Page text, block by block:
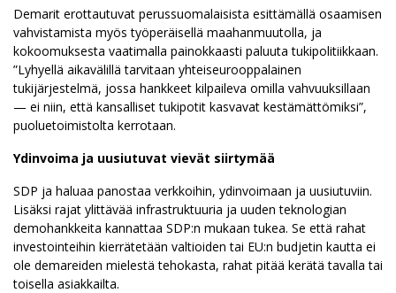
Demarit erottautuvat perussuomalaisista esittämällä osaamisen
vahvistamista myös työperäisellä maahanmuutolla, ja
kokoomuksesta vaatimalla painokkaasti paluuta tukipolitiikkaan.
”Lyhyellä aikavälillä tarvitaan yhteiseurooppalainen
tukijärjestelmä, jossa hankkeet kilpaileva omilla vahvuuksillaan
— ei niin, että kansalliset tukipotit kasvavat kestämättömiksi”,
puoluetoimistolta kerrotaan.
Ydinvoima ja uusiutuvat vievät siirtymää
SDP ja haluaa panostaa verkkoihin, ydinvoimaan ja uusiutuviin.
Lisäksi rajat ylittävää infrastruktuuria ja uuden teknologian
demohankkeita kannattaa SDP:n mukaan tukea. Se että rahat
investointeihin kierrätetään valtioiden tai EU:n budjetin kautta ei
ole demareiden mielestä tehokasta, rahat pitää kerätä tavalla tai
toisella asiakkailta.